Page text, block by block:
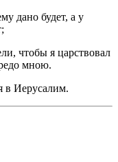
дано будет, а у
чтобы я царствовал
мною.
в Иерусалим.